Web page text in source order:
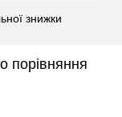
знижки
порівняння